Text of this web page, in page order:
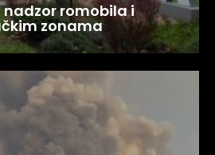
romobila i
zonama